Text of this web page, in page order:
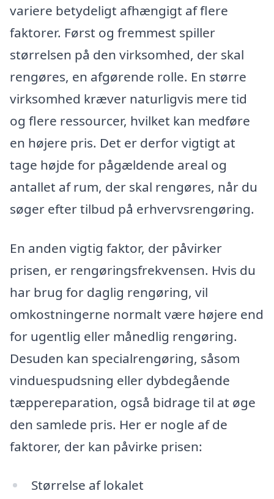
variere betydeligt afhængigt af flere
faktorer. Først og fremmest spiller
størrelsen på den virksomhed, der skal
rengøres, en afgørende rolle. En større
virksomhed kræver naturligvis mere tid
og flere ressourcer, hvilket kan medføre
en højere pris. Det er derfor vigtigt at
tage højde for pågældende areal og
antallet af rum, der skal rengøres, når du
søger efter tilbud på erhvervsrengøring.
En anden vigtig faktor, der påvirker
prisen, er rengøringsfrekvensen. Hvis du
har brug for daglig rengøring, vil
omkostningerne normalt være højere end
for ugentlig eller månedlig rengøring.
Desuden kan specialrengøring, såsom
vinduespudsning eller dybdegående
tæppereparation, også bidrage til at øge
den samlede pris. Her er nogle af de
faktorer, der kan påvirke prisen:
Størrelse af lokalet